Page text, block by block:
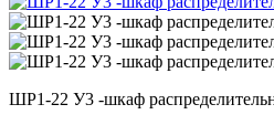
ШР1-22 У3 -шкаф